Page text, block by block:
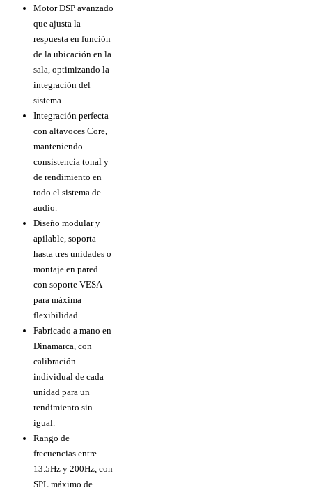
Motor DSP avanzado
que ajusta la
respuesta en función
de la ubicación en la
sala, optimizando la
integración del
sistema.
Integración perfecta
con altavoces Core,
manteniendo
consistencia tonal y
de rendimiento en
todo el sistema de
audio.
Diseño modular y
apilable, soporta
hasta tres unidades o
montaje en pared
con soporte VESA
para máxima
flexibilidad.
Fabricado a mano en
Dinamarca, con
calibración
individual de cada
unidad para un
rendimiento sin
igual.
Rango de
frecuencias entre
13.5Hz y 200Hz, con
SPL máximo de